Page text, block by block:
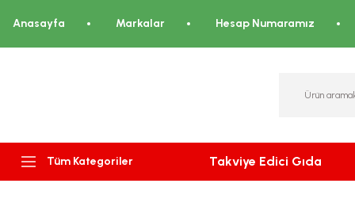
Anasayfa Markalar Hesap Numaramız
Tüm Kategoriler Takviye Edici Gıda